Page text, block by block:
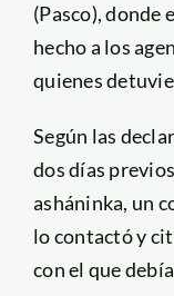
(Pasco), donde
hecho a los
quienes
Según las
dos días
asháninka, un
lo contactó y
con el que